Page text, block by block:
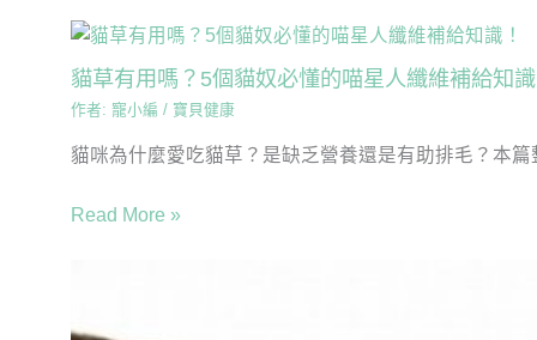
貓草有用嗎？5個貓奴必懂的喵星人纖維補給知
作者: 寵小編 / 寶貝健康
貓咪為什麼愛吃貓草？是缺乏營養還是有助排毛？本
Read More »